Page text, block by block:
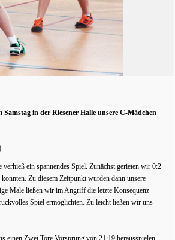
in der Riesener Halle unsere C-Mädchen
ein spannendes Spiel. Zunächst gerieten wir 0:2
Zu diesem Zeitpunkt wurden dann unsere
Male ließen wir im Angriff die letzte Konsequenz
Spiel ermöglichten. Zu leicht ließen wir uns
einen Zwei Tore Vorsprung von 21:19 herausspielen,